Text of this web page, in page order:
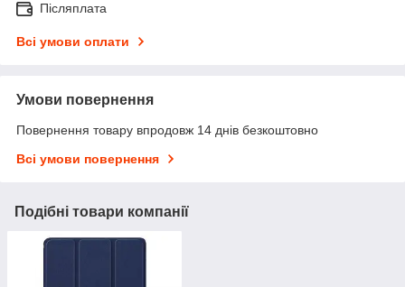
Післяплата
Всі умови оплати
Умови повернення
Повернення товару впродовж 14 днів безкоштовно
Всі умови повернення
Подібні товари компанії